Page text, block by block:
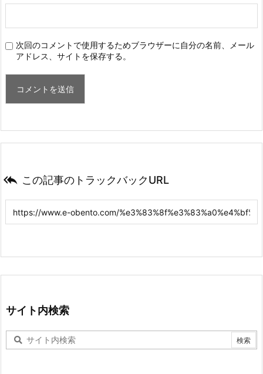
次回のコメントで使用するためブラウザーに自分の名前、メール
アドレス、サイトを保存する。
 この記事のトラックバックURL
サイト内検索